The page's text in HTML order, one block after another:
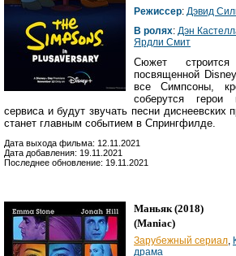
Режиссер: Дэвид
В ролях: Дэн
Ярдли Смит
Сюжет строится
посвященной
все Симпсоны,
соберутся
сервиса и будут звучать песни диснеевских
станет главным событием в Спрингфилде.
Дата выхода фильма: 12.11.2021
Дата добавления: 19.11.2021
Последнее обновление: 19.11.2021
Маньяк (2018)
(Maniac)
Зарубежный сериал
драма